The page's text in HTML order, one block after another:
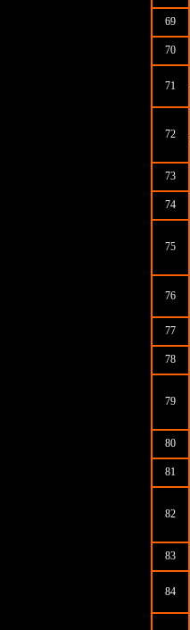
69
70
71
72
73
74
75
76
77
78
79
80
81
82
83
84